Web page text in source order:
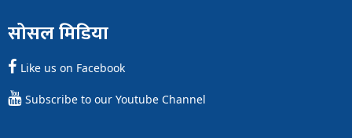
सोसल मिडिया
Like us on Facebook
Subscribe to our Youtube Channel